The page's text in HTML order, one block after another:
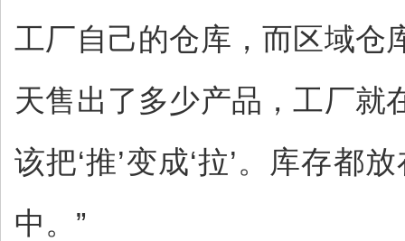
工厂自己的仓库，而区域仓
天售出了多少产品，工厂就
该把‘推’变成‘拉’。库存
中。”